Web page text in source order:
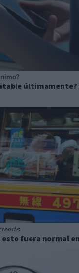
últimamente?
esto fuera normal